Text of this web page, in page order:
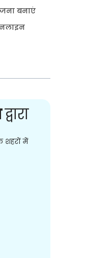
बनाएं
द्वारा
शहरों में